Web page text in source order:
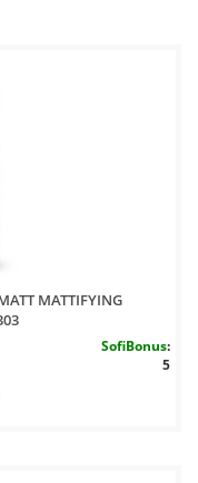
MATTIFYING
SofiBonus:
5